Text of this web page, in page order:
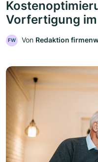
Vorfertigung
FW Von Redaktion